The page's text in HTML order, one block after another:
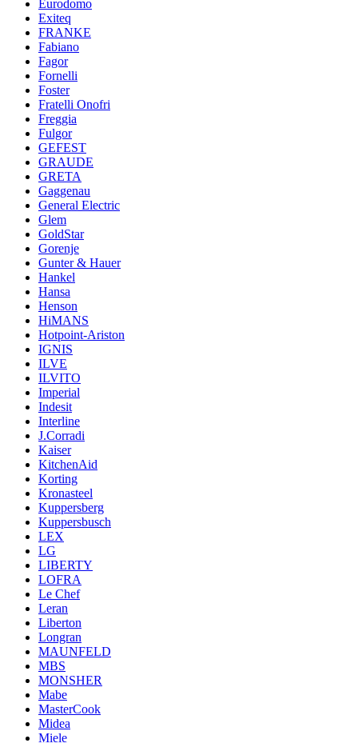
Eurodomo
Exiteq
FRANKE
Fabiano
Fagor
Fornelli
Foster
Fratelli Onofri
Freggia
Fulgor
GEFEST
GRAUDE
GRETA
Gaggenau
General Electric
Glem
GoldStar
Gorenje
Gunter & Hauer
Hankel
Hansa
Henson
HiMANS
Hotpoint-Ariston
IGNIS
ILVE
ILVITO
Imperial
Indesit
Interline
J.Corradi
Kaiser
KitchenAid
Korting
Kronasteel
Kuppersberg
Kuppersbusch
LEX
LG
LIBERTY
LOFRA
Le Chef
Leran
Liberton
Longran
MAUNFELD
MBS
MONSHER
Mabe
MasterCook
Midea
Miele